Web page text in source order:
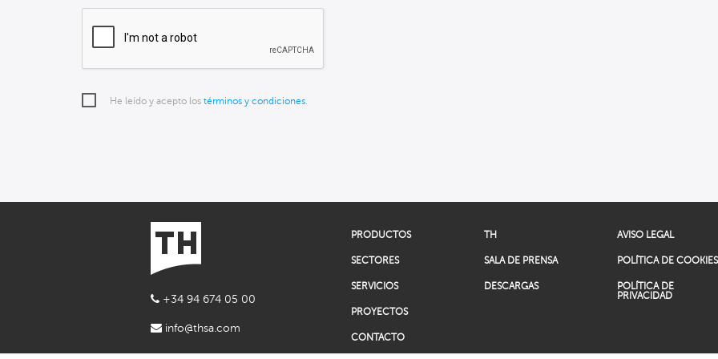
He leído y acepto los términos y condiciones.
+34 94 674 05 00
info@thsa.com
PRODUCTOS
SECTORES
SERVICIOS
PROYECTOS
CONTACTO
TH
SALA DE PRENSA
DESCARGAS
AVISO LEGAL
POLÍTICA DE COOKIES
POLÍTICA DE
PRIVACIDAD